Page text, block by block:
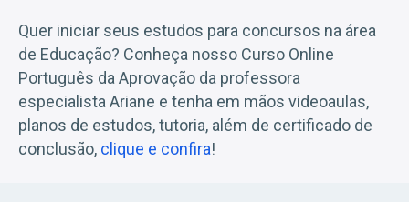
Quer iniciar seus estudos para concursos na área
de Educação? Conheça nosso Curso Online
Português da Aprovação da professora
especialista Ariane e tenha em mãos videoaulas,
planos de estudos, tutoria, além de certificado de
conclusão, clique e confira!